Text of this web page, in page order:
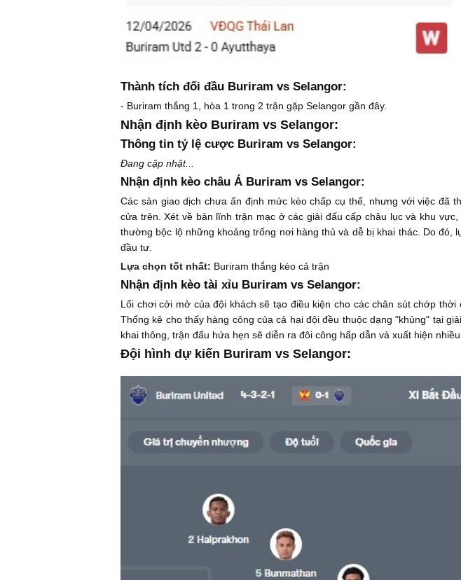
Thành tích đối đầu Buriram vs Selangor:
- Buriram thắng 1, hòa 1 trong 2 trận gặp Selangor gần đây.
Nhận định kèo Buriram vs Selangor:
Thông tin tỷ lệ cược Buriram vs Selangor:
Đang cập nhật...
Nhận định kèo châu Á Buriram vs Selangor:
Các sàn giao dịch chưa ấn định mức kèo chấp cụ thể, nhưng với việc đã
cửa trên. Xét về bản lĩnh trận mạc ở các giải đấu cấp châu lục và khu
thường bộc lộ những khoảng trống nơi hàng thủ và dễ bị khai thác. Do
đầu tư.
Lựa chọn tốt nhất: Buriram thắng kèo cả trận
Nhận định kèo tài xỉu Buriram vs Selangor:
Lối chơi cởi mở của đội khách sẽ tạo điều kiện cho các chân sút chớp
Thống kê cho thấy hàng công của cả hai đội đều thuộc dạng "khủng" tại
khai thông, trận đấu hứa hẹn sẽ diễn ra đôi công hấp dẫn và xuất hiện
Đội hình dự kiến Buriram vs Selangor: